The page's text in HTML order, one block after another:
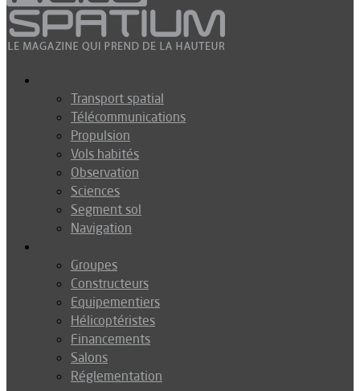
Transport spatial
Télécommunications
Propulsion
Vols habités
Observation
Sciences
Segment sol
Navigation
Groupes
Constructeurs
Equipementiers
Hélicoptéristes
Financements
Salons
Réglementation